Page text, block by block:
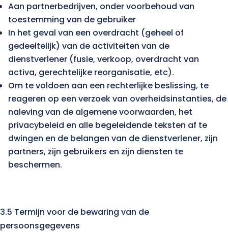
Aan partnerbedrijven, onder voorbehoud van
toestemming van de gebruiker
In het geval van een overdracht (geheel of
gedeeltelijk) van de activiteiten van de
dienstverlener (fusie, verkoop, overdracht van
activa, gerechtelijke reorganisatie, etc).
Om te voldoen aan een rechterlijke beslissing, te
reageren op een verzoek van overheidsinstanties, de
naleving van de algemene voorwaarden, het
privacybeleid en alle begeleidende teksten af te
dwingen en de belangen van de dienstverlener, zijn
partners, zijn gebruikers en zijn diensten te
beschermen.
3.5 Termijn voor de bewaring van de
persoonsgegevens